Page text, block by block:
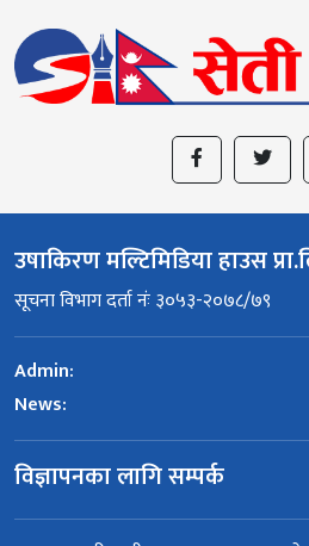
उषाकिरण मल्टिमिडिया हाउस
सूचना विभाग दर्ता नंः ३०५३-२०७८/७९
Admin:
News:
विज्ञापनका लागि सम्पर्क